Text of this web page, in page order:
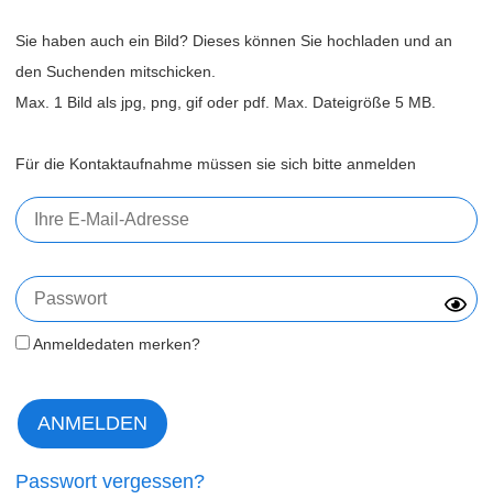
Sie haben auch ein Bild? Dieses können Sie hochladen und an
den Suchenden mitschicken.
Max. 1 Bild als jpg, png, gif oder pdf. Max. Dateigröße 5 MB.
Für die Kontaktaufnahme müssen sie sich bitte anmelden
Anmeldedaten merken?
Passwort vergessen?